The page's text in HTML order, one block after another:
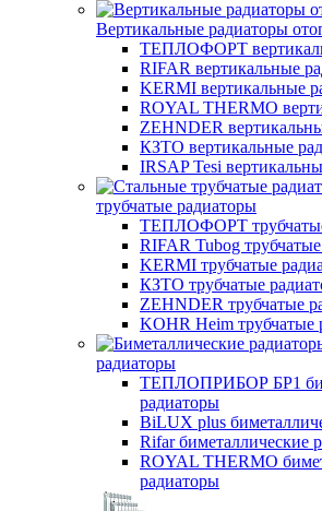
Вертикальные радиаторы
ТЕПЛОФОРТ
RIFAR вертикальные
KERMI вертикальные
ROYAL THERMO
ZEHNDER
КЗТО вертикальные
IRSAP Tesi
трубчатые радиаторы
ТЕПЛОФОРТ
RIFAR Tubog
KERMI трубчатые
КЗТО трубчатые
ZEHNDER трубчатые
KOHR Heim трубчатые
радиаторы
ТЕПЛОПРИБОР БР1
радиаторы
BiLUX plus
Rifar биметаллические
ROYAL THERMO
радиаторы